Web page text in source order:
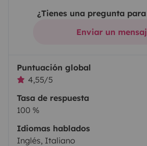
¿Tienes una pregunta
Enviar un
Puntuación global
4,55/5
Tasa de respuesta
100 %
Idiomas hablados
Inglés, Italiano